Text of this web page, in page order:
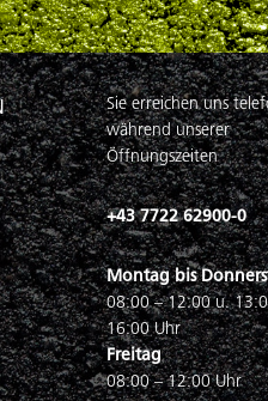
Sie erreichen uns
während unserer
Öffnungszeiten
+43 7722 62900-0
Montag bis
08:00 – 12:00 u.
16:00 Uhr
Freitag
08:00 – 12:00 Uhr